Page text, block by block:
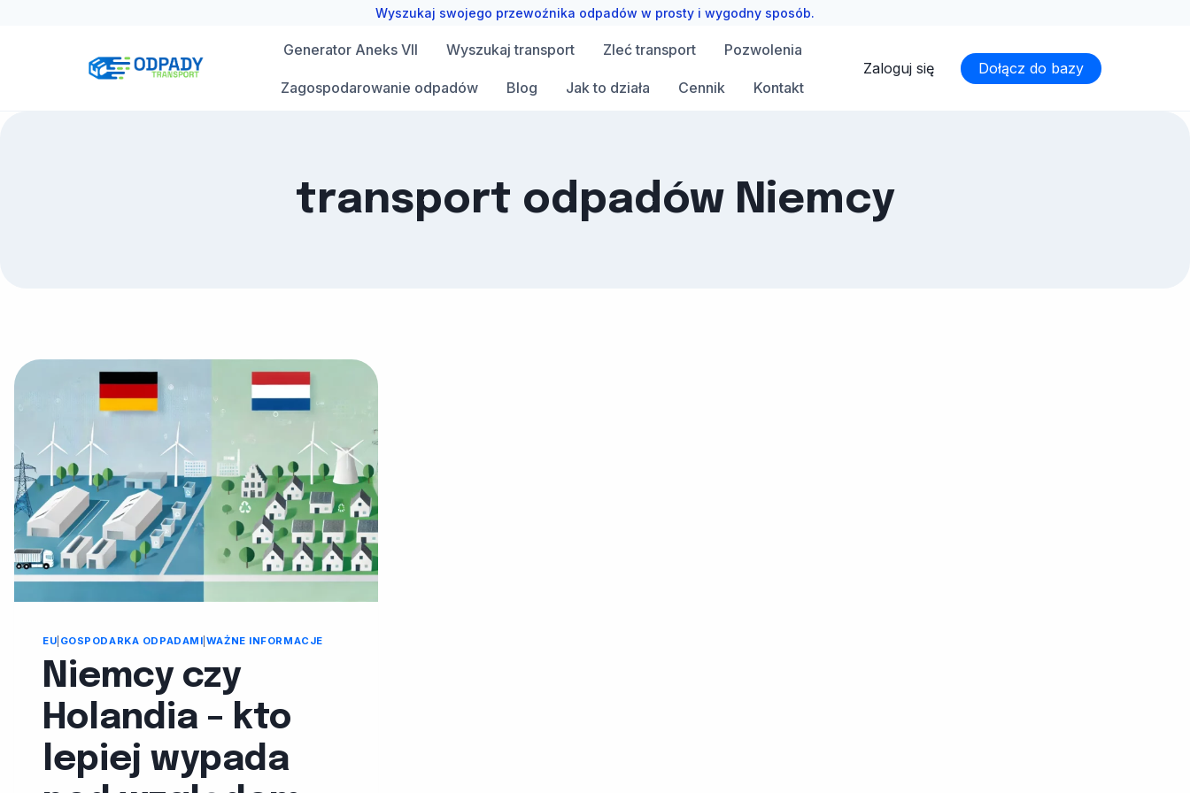
Wyszukaj swojego przewoźnika odpadów w prosty i wygodny sposób.
Generator Aneks VII Wyszukaj transport Zleć transport Pozwolenia
Zagospodarowanie odpadów Blog Jak to działa Cennik Kontakt
Zaloguj się Dołącz do bazy
transport odpadów Niemcy
EU GOSPODARKA ODPADAMI WAŻNE INFORMACJE
Niemcy czy
Holandia – kto
lepiej wypada